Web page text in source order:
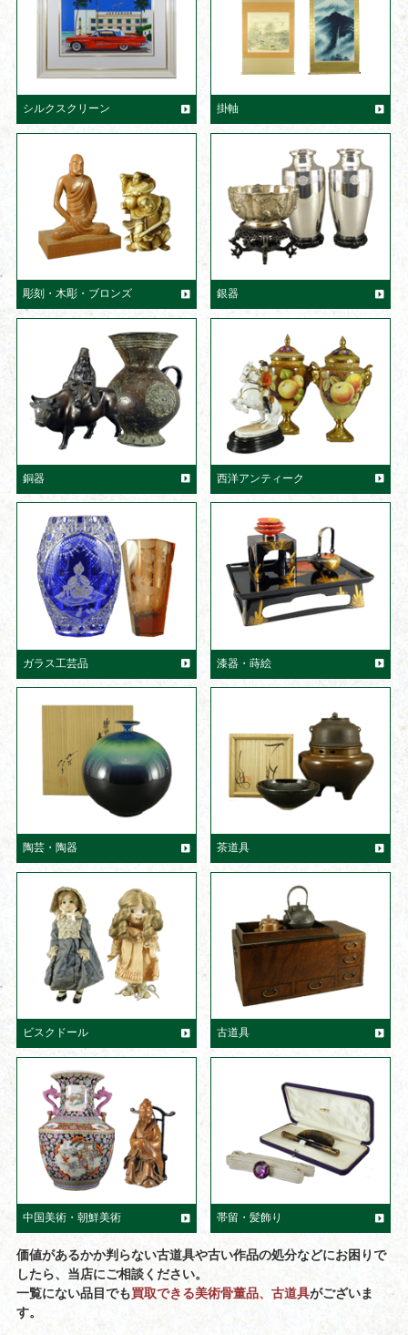
シルクスクリーン 掛軸
彫刻・木彫・ブロンズ 銀器
銅器 西洋アンティーク
ガラス工芸品 漆器・蒔絵
陶芸・陶器 茶道具
ビスクドール 古道具
中国美術・朝鮮美術 帯留・髪飾り
価値があるかか判らない古道具や古い作品の処分などにお困りで
したら、当店にご相談ください。
一覧にない品目でも買取できる美術骨董品、古道具がございま
す。